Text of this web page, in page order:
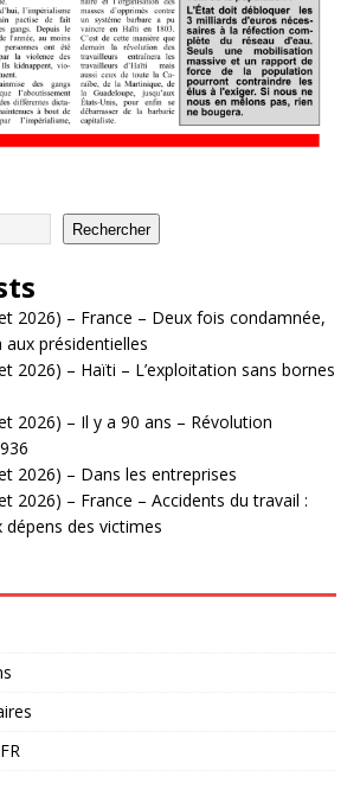
Rechercher
2026) – France – Deux fois condamnée,
présidentielles
2026) – Haïti – L’exploitation sans bornes
2026) – Il y a 90 ans – Révolution
2026) – Dans les entreprises
2026) – France – Accidents du travail :
des victimes